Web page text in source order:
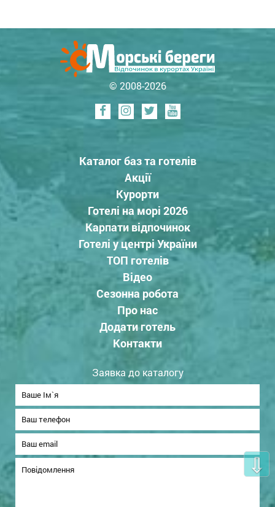
© 2008-2026
Каталог баз та готелів
Акції
Курорти
Готелі на морі 2026
Карпати відпочинок
Готелі у центрі України
ТОП готелів
Відео
Сезонна робота
Про нас
Додати готель
Контакти
Заявка до каталогу
⇩